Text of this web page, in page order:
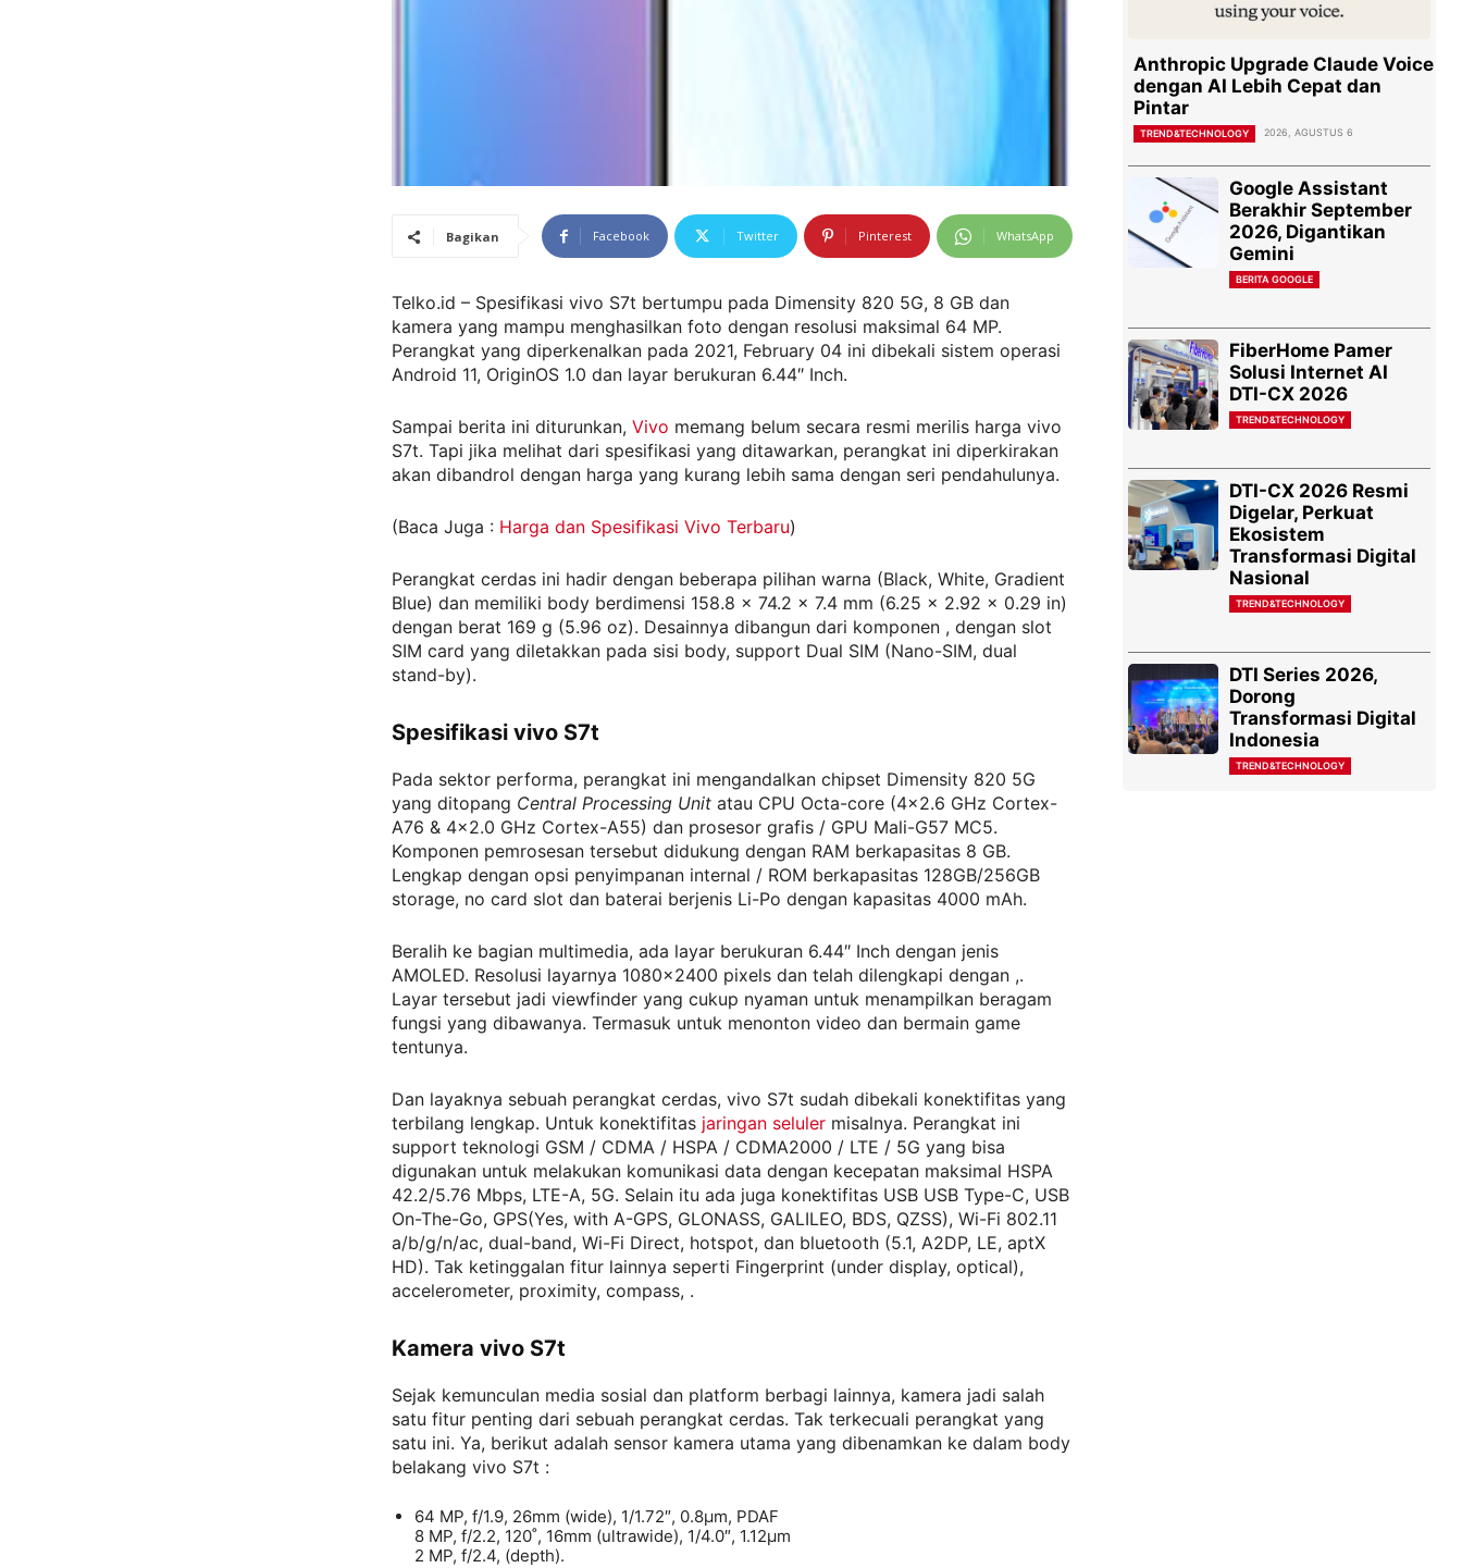
Bagikan Facebook Twitter Pinterest WhatsApp
Telko.id – Spesifikasi vivo S7t bertumpu pada Dimensity 820 5G, 8 GB dan
kamera yang mampu menghasilkan foto dengan resolusi maksimal 64 MP.
Perangkat yang diperkenalkan pada 2021, February 04 ini dibekali sistem operasi
Android 11, OriginOS 1.0 dan layar berukuran 6.44″ Inch.
Sampai berita ini diturunkan, Vivo memang belum secara resmi merilis harga vivo
S7t. Tapi jika melihat dari spesifikasi yang ditawarkan, perangkat ini diperkirakan
akan dibandrol dengan harga yang kurang lebih sama dengan seri pendahulunya.
(Baca Juga : Harga dan Spesifikasi Vivo Terbaru)
Perangkat cerdas ini hadir dengan beberapa pilihan warna (Black, White, Gradient
Blue) dan memiliki body berdimensi 158.8 x 74.2 x 7.4 mm (6.25 x 2.92 x 0.29 in)
dengan berat 169 g (5.96 oz). Desainnya dibangun dari komponen , dengan slot
SIM card yang diletakkan pada sisi body, support Dual SIM (Nano-SIM, dual
stand-by).
Spesifikasi vivo S7t
Pada sektor performa, perangkat ini mengandalkan chipset Dimensity 820 5G
yang ditopang Central Processing Unit atau CPU Octa-core (4×2.6 GHz Cortex-
A76 & 4×2.0 GHz Cortex-A55) dan prosesor grafis / GPU Mali-G57 MC5.
Komponen pemrosesan tersebut didukung dengan RAM berkapasitas 8 GB.
Lengkap dengan opsi penyimpanan internal / ROM berkapasitas 128GB/256GB
storage, no card slot dan baterai berjenis Li-Po dengan kapasitas 4000 mAh.
Beralih ke bagian multimedia, ada layar berukuran 6.44″ Inch dengan jenis
AMOLED. Resolusi layarnya 1080×2400 pixels dan telah dilengkapi dengan ,.
Layar tersebut jadi viewfinder yang cukup nyaman untuk menampilkan beragam
fungsi yang dibawanya. Termasuk untuk menonton video dan bermain game
tentunya.
Dan layaknya sebuah perangkat cerdas, vivo S7t sudah dibekali konektifitas yang
terbilang lengkap. Untuk konektifitas jaringan seluler misalnya. Perangkat ini
support teknologi GSM / CDMA / HSPA / CDMA2000 / LTE / 5G yang bisa
digunakan untuk melakukan komunikasi data dengan kecepatan maksimal HSPA
42.2/5.76 Mbps, LTE-A, 5G. Selain itu ada juga konektifitas USB USB Type-C, USB
On-The-Go, GPS(Yes, with A-GPS, GLONASS, GALILEO, BDS, QZSS), Wi-Fi 802.11
a/b/g/n/ac, dual-band, Wi-Fi Direct, hotspot, dan bluetooth (5.1, A2DP, LE, aptX
HD). Tak ketinggalan fitur lainnya seperti Fingerprint (under display, optical),
accelerometer, proximity, compass, .
Kamera vivo S7t
Sejak kemunculan media sosial dan platform berbagi lainnya, kamera jadi salah
satu fitur penting dari sebuah perangkat cerdas. Tak terkecuali perangkat yang
satu ini. Ya, berikut adalah sensor kamera utama yang dibenamkan ke dalam body
belakang vivo S7t :
64 MP, f/1.9, 26mm (wide), 1/1.72″, 0.8µm, PDAF
8 MP, f/2.2, 120˚, 16mm (ultrawide), 1/4.0″, 1.12µm
2 MP, f/2.4, (depth).
Anthropic Upgrade Claude Voice
dengan AI Lebih Cepat dan
Pintar
TREND&TECHNOLOGY 2026, AGUSTUS 6
Google Assistant
Berakhir September
2026, Digantikan
Gemini
BERITA GOOGLE
FiberHome Pamer
Solusi Internet AI
DTI-CX 2026
TREND&TECHNOLOGY
DTI-CX 2026 Resmi
Digelar, Perkuat
Ekosistem
Transformasi Digital
Nasional
TREND&TECHNOLOGY
DTI Series 2026,
Dorong
Transformasi Digital
Indonesia
TREND&TECHNOLOGY